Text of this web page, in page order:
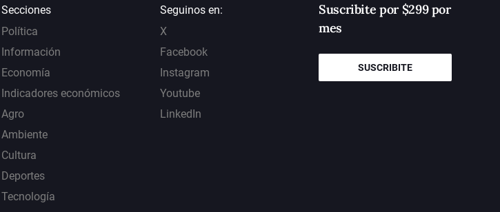
Secciones
Política
Información
Economía
Indicadores económicos
Agro
Ambiente
Cultura
Deportes
Tecnología
Seguinos en:
X
Facebook
Instagram
Youtube
LinkedIn
Suscribite por $299 por
mes
SUSCRIBITE